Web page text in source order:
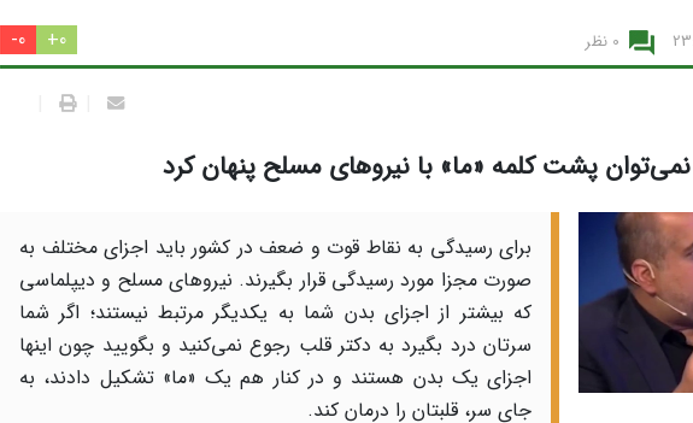
0 نظر 0+
0-
پشت کلمه «ما» با نیروهای مسلح پنهان کرد
برای رسیدگی به نقاط قوت و ضعف در کشور باید اجزای مختلف به
صورت مجزا مورد رسیدگی قرار بگیرند. نیروهای مسلح و دیپلماسی
که بیشتر از اجزای بدن شما به یکدیگر مرتبط نیستند؛ اگر شما
سرتان درد بگیرد به دکتر قلب رجوع نمی‌کنید و بگویید چون اینها
اجزای یک بدن هستند و در کنار هم یک «ما» تشکیل دادند، به
جای سر، قلبتان را درمان کند.